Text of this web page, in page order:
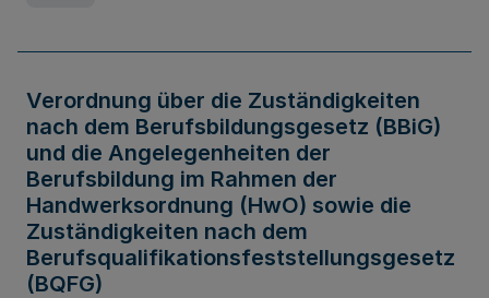
Verordnung über die Zuständigkeiten
nach dem Berufsbildungsgesetz (BBiG)
und die Angelegenheiten der
Berufsbildung im Rahmen der
Handwerksordnung (HwO) sowie die
Zuständigkeiten nach dem
Berufsqualifikationsfeststellungsgesetz
(BQFG)